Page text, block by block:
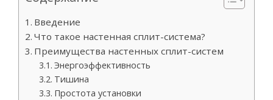
Введение
Что такое настенная сплит-система?
Преимущества настенных сплит-систем
Энергоэффективность
Тишина
Простота установки